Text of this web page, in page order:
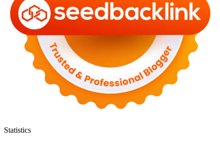
Statistics